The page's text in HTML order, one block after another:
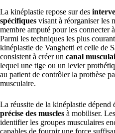
La kinéplastie repose sur des
spécifiques visant à réorganiser les
membre amputé pour les connecter
Parmi les techniques les plus
kinéplastie de Vanghetti et celle de
consistent à créer un canal
lequel une tige ou un levier
au patient de contrôler la prothèse
musculaire.
La réussite de la kinéplastie dépend
précise des muscles à mobiliser.
identifier les groupes musculaires
capables de fournir une force